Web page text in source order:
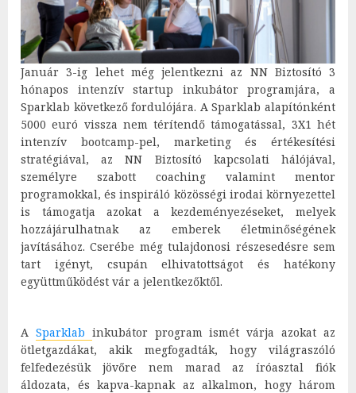
Január 3-ig lehet még jelentkezni az NN Biztosító 3
hónapos intenzív startup inkubátor programjára, a
Sparklab következő fordulójára. A Sparklab alapítónként
5000 euró vissza nem térítendő támogatással, 3X1 hét
intenzív bootcamp-pel, marketing és értékesítési
stratégiával, az NN Biztosító kapcsolati hálójával,
személyre szabott coaching valamint mentor
programokkal, és inspiráló közösségi irodai környezettel
is támogatja azokat a kezdeményezéseket, melyek
hozzájárulhatnak az emberek életminőségének
javításához. Cserébe még tulajdonosi részesedésre sem
tart igényt, csupán elhivatottságot és hatékony
együttműködést vár a jelentkezőktől.
A Sparklab inkubátor program ismét várja azokat az
ötletgazdákat, akik megfogadták, hogy világraszóló
felfedezésük jövőre nem marad az íróasztal fiók
áldozata, és kapva-kapnak az alkalmon, hogy három